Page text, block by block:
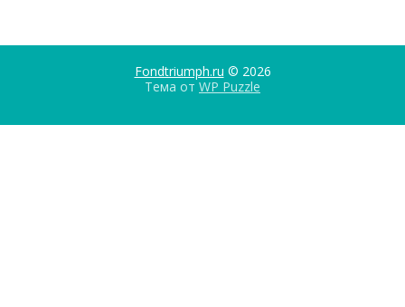
Fondtriumph.ru © 2026
Тема от WP Puzzle